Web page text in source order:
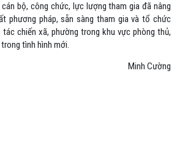
bộ, công chức, lực lượng tham gia đã nâng
phương pháp, sẵn sàng tham gia và tổ chức
chiến xã, phường trong khu vực phòng thủ,
tình hình mới.
Minh Cường